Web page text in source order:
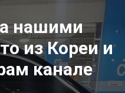
нашими
из Кореи и
канале